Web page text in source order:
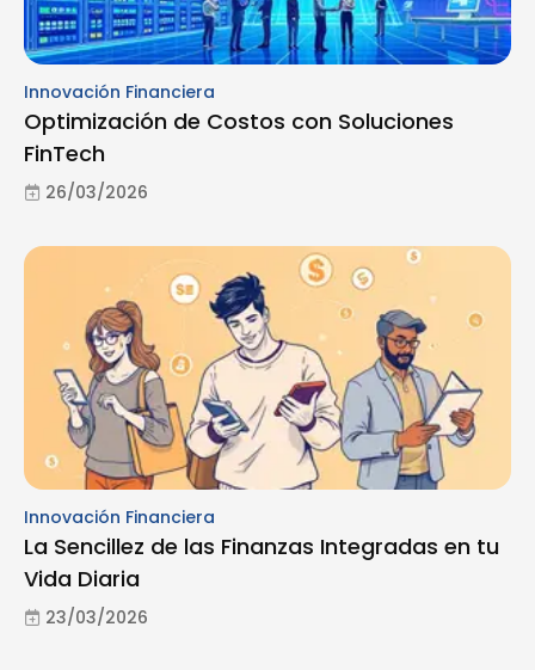
Innovación Financiera
Optimización de Costos con Soluciones
FinTech
26/03/2026
Innovación Financiera
La Sencillez de las Finanzas Integradas en tu
Vida Diaria
23/03/2026